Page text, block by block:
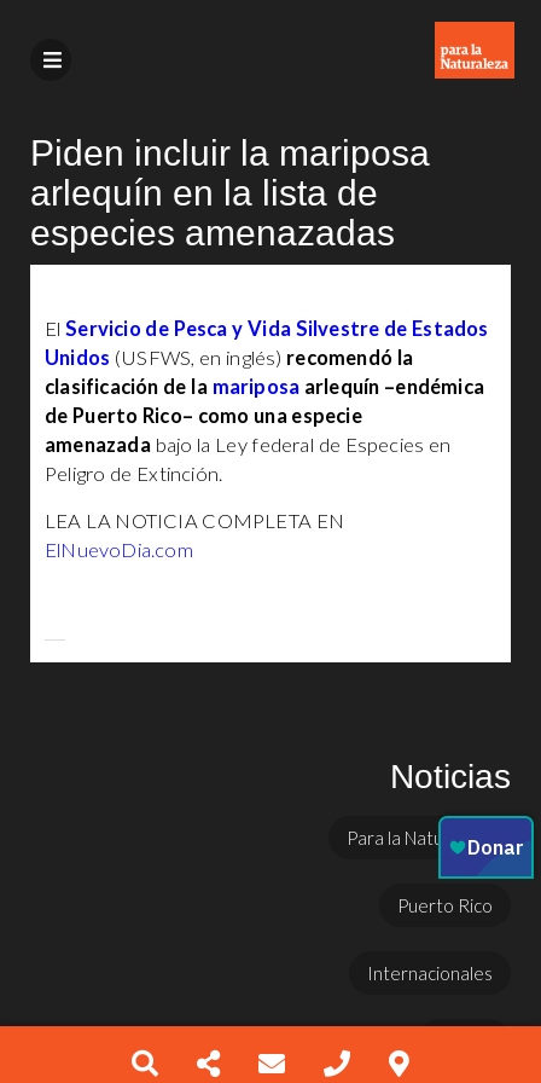
Piden incluir la mariposa
arlequín en la lista de
especies amenazadas
ElServicio de Pesca y Vida Silvestre de Estados
Unidos (USFWS, en inglés) recomendó la
clasificación de la mariposa arlequín –endémica
de Puerto Rico– como una especie
amenazadabajo la Ley federal de Especies en
Peligro de Extinción.
LEA LA NOTICIA COMPLETA EN
ElNuevoDia.com
Noticias
Para la Naturaleza
Puerto Rico
Internacionales